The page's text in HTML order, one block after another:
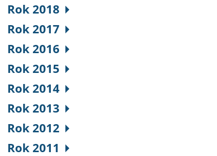
Rok 2018
Rok 2017
Rok 2016
Rok 2015
Rok 2014
Rok 2013
Rok 2012
Rok 2011